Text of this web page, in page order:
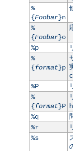
%
{Foobar}n
%
{Foobar}o
%p
%
{format}p
%P
%
{format}P
%q
%r
%s